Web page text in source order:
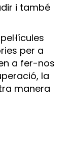
i també
per a
a fer-nos
la
manera